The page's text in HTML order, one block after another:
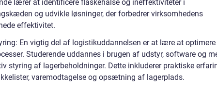
lærer at identificere flaskehalse og ineffektiviteter i
og udvikle løsninger, der forbedrer virksomhedens
effektivitet.
En vigtig del af logistikuddannelsen er at lære at optimere
Studerende uddannes i brugen af udstyr, software og
styring af lagerbeholdninger. Dette inkluderer praktiske
varemodtagelse og opsætning af lagerplads.